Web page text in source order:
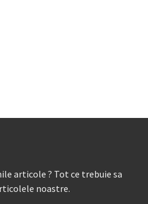
articole ? Tot ce trebuie sa
noastre.